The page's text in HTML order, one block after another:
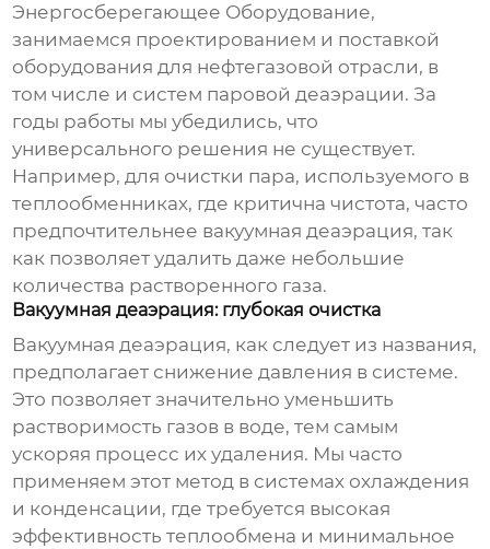
Энергосберегающее Оборудование,
занимаемся проектированием и поставкой
оборудования для нефтегазовой отрасли, в
том числе и систем паровой деаэрации. За
годы работы мы убедились, что
универсального решения не существует.
Например, для очистки пара, используемого в
теплообменниках, где критична чистота, часто
предпочтительнее вакуумная деаэрация, так
как позволяет удалить даже небольшие
количества растворенного газа.
Вакуумная деаэрация: глубокая очистка
Вакуумная деаэрация, как следует из названия,
предполагает снижение давления в системе.
Это позволяет значительно уменьшить
растворимость газов в воде, тем самым
ускоряя процесс их удаления. Мы часто
применяем этот метод в системах охлаждения
и конденсации, где требуется высокая
эффективность теплообмена и минимальное